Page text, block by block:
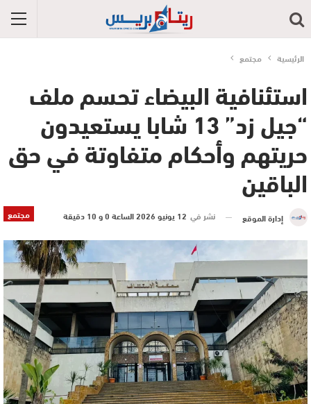
الرئيسية مجتمع
استئنافية البيضاء تحسم ملف
“جيل زد” 13 شابا يستعيدون
حريتهم وأحكام متفاوتة في حق
الباقين
مجتمع إدارة الموقع نشر في 12 يونيو 2026 الساعة 0 و 10 دقيقة